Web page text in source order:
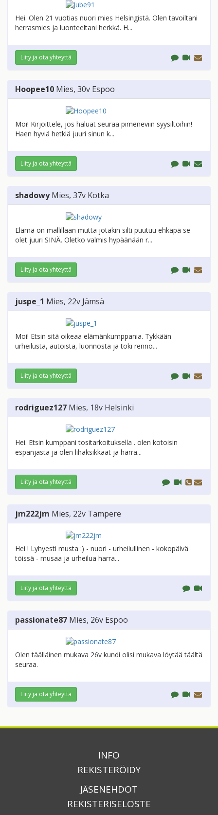
Hei. Olen 21 vuotias nuori mies Helsingistä. Olen tavoiltani
herrasmies ja luonteeltani herkkä. H...
Liity ja ota yhteyttä
Hoopee10 Mies, 30v Espoo
Moi! Kirjoittele, jos haluat seuraa pimeneviin syysiltoihin!
Haen hyviä hetkiä juuri sinun k...
Liity ja ota yhteyttä
shadowy Mies, 37v Kotka
Elämä on mallillaan mutta jotakin silti puutuu ehkäpä se
olet juuri SINÄ. Oletko valmis hypäänään r...
Liity ja ota yhteyttä
juspe_1 Mies, 22v Jämsä
Moi! Etsin sitä oikeaa elämänkumppania. Tykkään
urheilusta, autoista, luonnosta ja toki renno...
Liity ja ota yhteyttä
rodriguez127 Mies, 18v Helsinki
Hei. Etsin kumppani tositarkoituksella . olen kotoisin
espanjasta ja olen lihaksikkaat ja harra...
Liity ja ota yhteyttä
jm222jm Mies, 22v Tampere
Hei ! Lyhyesti musta :) - nuori - urheilullinen - kokopäivä
töissä - musaa ja urheilua harra...
Liity ja ota yhteyttä
passionate87 Mies, 26v Espoo
Olen täälläinen mukava 26v kundi olisi mukava löytää täältä
seuraa.
Liity ja ota yhteyttä
INFO
REKISTERÖIDY
JÄSENEHDOT
REKISTERISELOSTE